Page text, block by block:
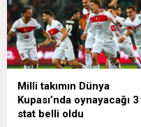
Milli takımın Dünya
Kupası’nda oynayacağı 3
stat belli oldu